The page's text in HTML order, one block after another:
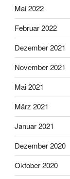
Mai 2022
Februar 2022
Dezember 2021
November 2021
Mai 2021
März 2021
Januar 2021
Dezember 2020
Oktober 2020